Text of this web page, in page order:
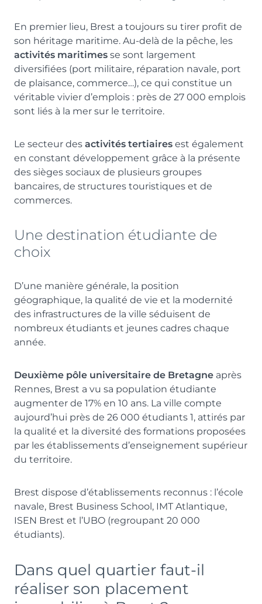
En premier lieu, Brest a toujours su tirer profit de
son héritage maritime. Au-delà de la pêche, les
activités maritimes se sont largement
diversifiées (port militaire, réparation navale, port
de plaisance, commerce…), ce qui constitue un
véritable vivier d’emplois : près de 27 000 emplois
sont liés à la mer sur le territoire.
Le secteur des activités tertiaires est également
en constant développement grâce à la présente
des sièges sociaux de plusieurs groupes
bancaires, de structures touristiques et de
commerces.
Une destination étudiante de
choix
D’une manière générale, la position
géographique, la qualité de vie et la modernité
des infrastructures de la ville séduisent de
nombreux étudiants et jeunes cadres chaque
année.
Deuxième pôle universitaire de Bretagne après
Rennes, Brest a vu sa population étudiante
augmenter de 17% en 10 ans. La ville compte
aujourd’hui près de 26 000 étudiants 1, attirés par
la qualité et la diversité des formations proposées
par les établissements d’enseignement supérieur
du territoire.
Brest dispose d’établissements reconnus : l’école
navale, Brest Business School, IMT Atlantique,
ISEN Brest et l’UBO (regroupant 20 000
étudiants).
Dans quel quartier faut-il
réaliser son placement